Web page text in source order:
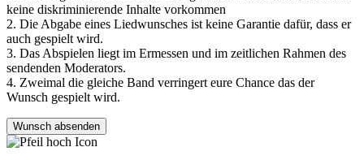
keine diskriminierende Inhalte vorkommen
2. Die Abgabe eines Liedwunsches ist keine Garantie dafür, dass er
auch gespielt wird.
3. Das Abspielen liegt im Ermessen und im zeitlichen Rahmen des
sendenden Moderators.
4. Zweimal die gleiche Band verringert eure Chance das der
Wunsch gespielt wird.
Wunsch absenden